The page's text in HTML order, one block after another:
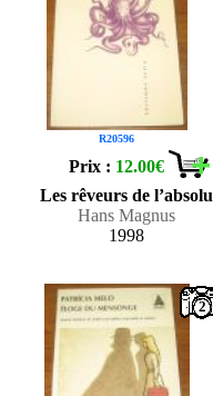
R20596
Prix : 12.00€
Les rêveurs de l’absolu
Hans Magnus
1998
2